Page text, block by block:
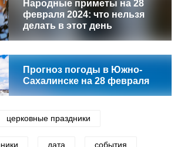
Народные приметы на 28
февраля 2024: что нельзя
делать в этот день
Прогноз погоды в Южно-
Сахалинске на 28 февраля
церковные праздники
дата события